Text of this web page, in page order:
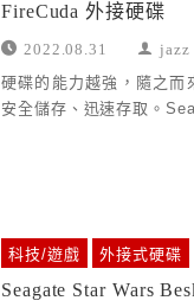
FireCuda 外接硬碟
2022.08.31 jazz
硬碟的能力越強，隨之而
安全儲存、迅速存取。
科技/遊戲 外接式硬碟
Seagate Star Wars